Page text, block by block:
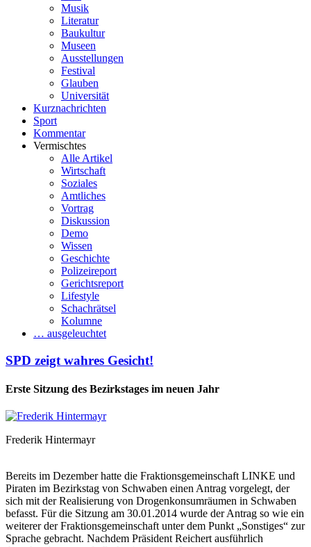
Musik
Literatur
Baukultur
Museen
Ausstellungen
Festival
Glauben
Universität
Kurznachrichten
Sport
Kommentar
Vermischtes
Alle Artikel
Wirtschaft
Soziales
Amtliches
Vortrag
Diskussion
Demo
Wissen
Geschichte
Polizeireport
Gerichtsreport
Lifestyle
Schachrätsel
Kolumne
… ausgeleuchtet
SPD zeigt wahres Gesicht!
Erste Sitzung des Bezirkstages im neuen Jahr
Frederik Hintermayr
Bereits im Dezember hatte die Fraktionsgemeinschaft LINKE und
Piraten im Bezirkstag von Schwaben einen Antrag vorgelegt, der
sich mit der Realisierung von Drogenkonsumräumen in Schwaben
befasst. Für die Sitzung am 30.01.2014 wurde der Antrag so wie ein
weiterer der Fraktionsgemeinschaft unter dem Punkt „Sonstiges“ zur
Sprache gebracht. Nachdem Präsident Reichert ausführlich